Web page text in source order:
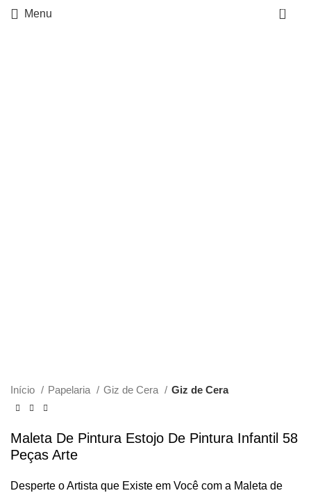
Menu 0
Início Papelaria Giz de Cera Giz de Cera
Maleta De Pintura Estojo De Pintura Infantil 58
Peças Arte
Desperte o Artista que Existe em Você com a Maleta de